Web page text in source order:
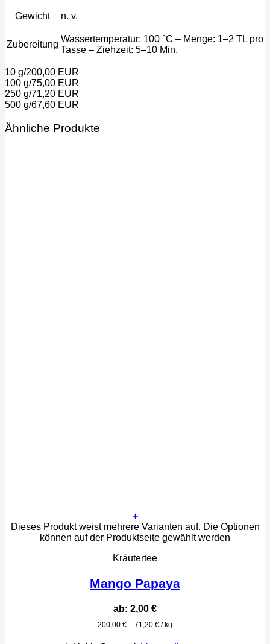
Gewicht n. v.
Zubereitung
Wassertemperatur: 100 °C – Menge: 1–2 TL pro
Tasse – Ziehzeit: 5–10 Min.
10 g/200,00 EUR
100 g/75,00 EUR
250 g/71,20 EUR
500 g/67,60 EUR
Ähnliche Produkte
+
Dieses Produkt weist mehrere Varianten auf. Die Optionen
können auf der Produktseite gewählt werden
Kräutertee
Mango Papaya
ab: 2,00 €
200,00 € – 71,20 € /kg